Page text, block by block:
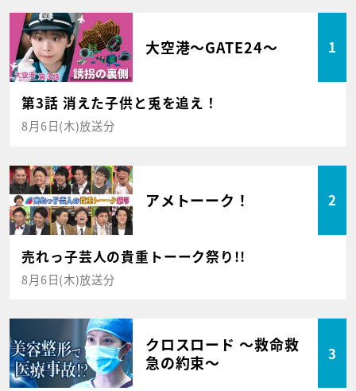
大空港～GATE24～ 1
第3話 消えた子供と兎を追え！
8月6日(木)放送分
アメトーーク！ 2
売れっ子芸人の貴重トーーク祭り!!
8月6日(木)放送分
クロスロード ～救命救
急の約束～
3